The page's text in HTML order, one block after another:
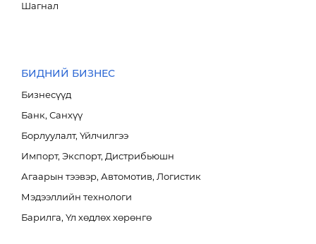
Шагнал
БИДНИЙ БИЗНЕС
Бизнесүүд
Банк, Санхүү
Борлуулалт, Үйлчилгээ
Импорт, Экспорт, Дистрибьюшн
Агаарын тээвэр, Автомотив, Логистик
Мэдээллийн технологи
Барилга, Үл хөдлөх хөрөнгө